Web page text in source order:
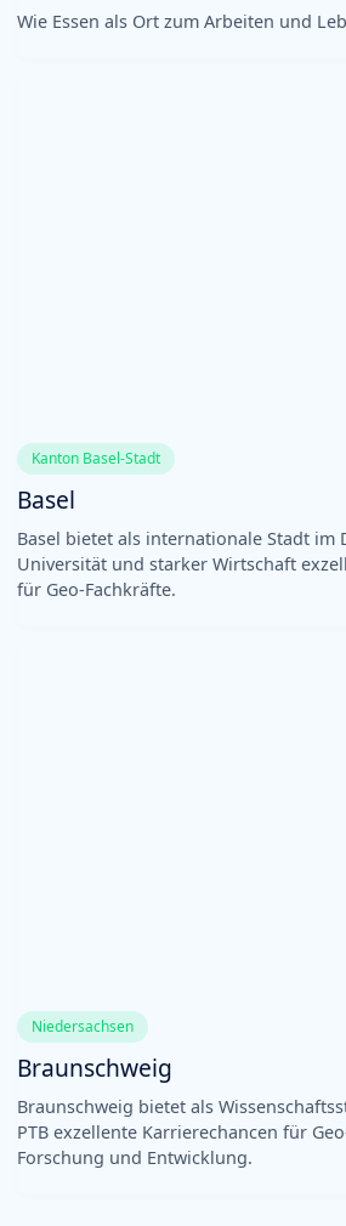
Wie Essen als Ort zum Arbeiten und
Kanton Basel-Stadt
Basel
Basel bietet als internationale Stadt im
Universität und starker Wirtschaft
für Geo-Fachkräfte.
Niedersachsen
Braunschweig
Braunschweig bietet als
PTB exzellente Karrierechancen für
Forschung und Entwicklung.